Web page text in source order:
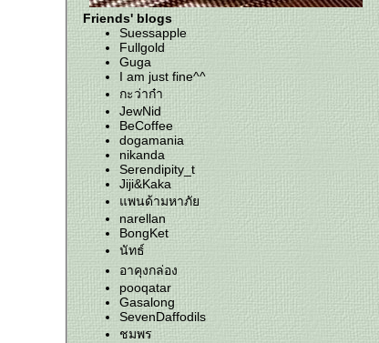
Friends' blogs
Suessapple
Fullgold
Guga
I am just fine^^
กะว่าก๋า
JewNid
BeCoffee
dogamania
nikanda
Serendipity_t
Jiji&Kaka
พนด้ามหาภั
narellan
BongKet
นัทธ์
อาคุงกล่อง
pooqatar
Gasalong
SevenDaffodils
ชมพร